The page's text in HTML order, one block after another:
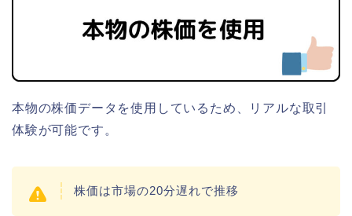
本物の株価データを使用しているため、リアルな取引
体験が可能です。
株価は市場の20分遅れで推移